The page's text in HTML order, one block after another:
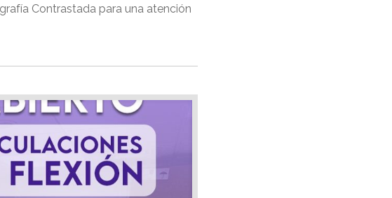
Contrastada para una atención